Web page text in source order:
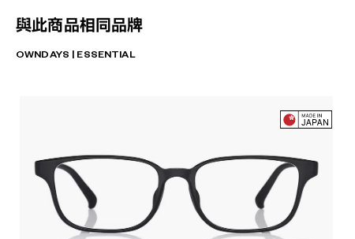
與此商品相同品牌
OWNDAYS | ESSENTIAL